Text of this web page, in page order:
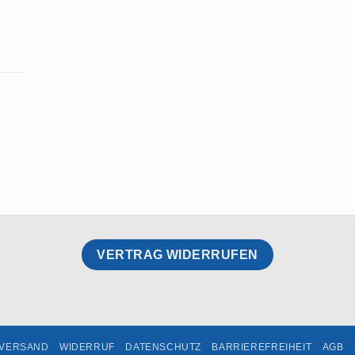
VERTRAG WIDERRUFEN
WIDERRUF DATENSCHUTZ BARRIEREFREIHEIT AGB